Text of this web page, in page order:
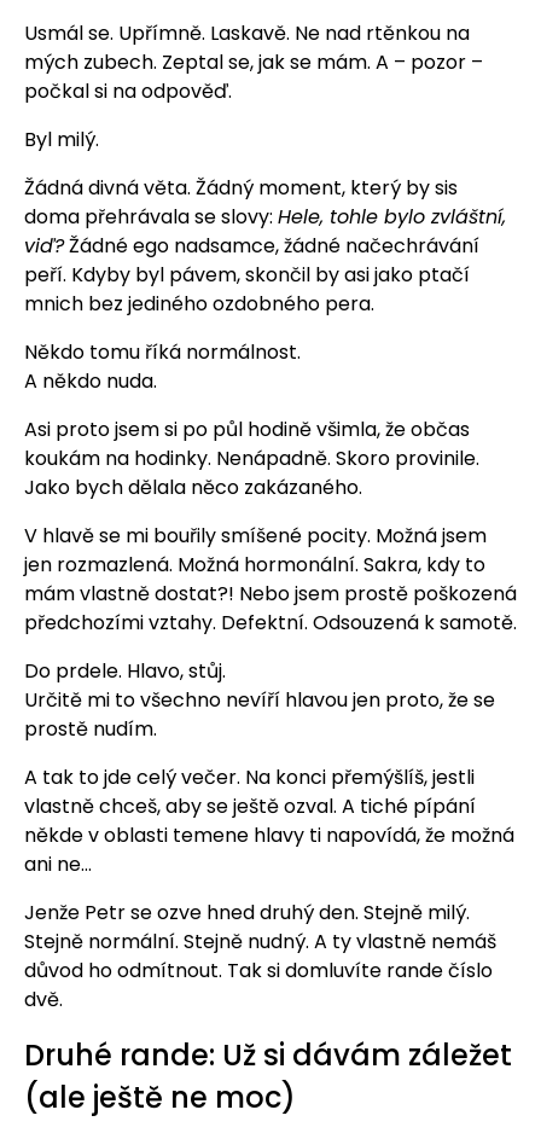
Usmál se. Upřímně. Laskavě. Ne nad rtěnkou na
mých zubech. Zeptal se, jak se mám. A – pozor –
počkal si na odpověď.
Byl milý.
Žádná divná věta. Žádný moment, který by sis
doma přehrávala se slovy: Hele, tohle bylo zvláštní,
viď?Žádné ego nadsamce, žádné načechrávání
peří. Kdyby byl pávem, skončil by asi jako ptačí
mnich bez jediného ozdobného pera.
Někdo tomu říká normálnost.
A někdo nuda.
Asi proto jsem si po půl hodině všimla, že občas
koukám na hodinky. Nenápadně. Skoro provinile.
Jako bych dělala něco zakázaného.
V hlavě se mi bouřily smíšené pocity. Možná jsem
jen rozmazlená. Možná hormonální. Sakra, kdy to
mám vlastně dostat?! Nebo jsem prostě poškozená
předchozími vztahy. Defektní. Odsouzená k samotě.
Do prdele. Hlavo, stůj.
Určitě mi to všechno nevíří hlavou jen proto, že se
prostě nudím.
A tak to jde celý večer. Na konci přemýšlíš, jestli
vlastně chceš, aby se ještě ozval. A tiché pípání
někde v oblasti temene hlavy ti napovídá, že možná
ani ne…
Jenže Petr se ozve hned druhý den. Stejně milý.
Stejně normální. Stejně nudný. A ty vlastně nemáš
důvod ho odmítnout. Tak si domluvíte rande číslo
dvě.
Druhé rande: Už si dávám záležet
(ale ještě ne moc)